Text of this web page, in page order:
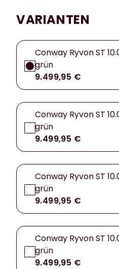
VARIANTEN
Conway Ryvon ST
grün
9.499,95 €
Conway Ryvon ST
grün
9.499,95 €
Conway Ryvon ST
grün
9.499,95 €
Conway Ryvon ST
grün
9.499,95 €